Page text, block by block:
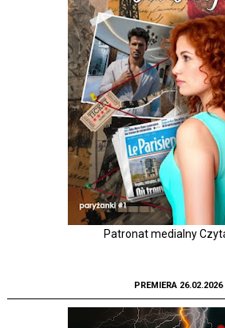
Patronat medialny
PREMIERA 26.02.2026